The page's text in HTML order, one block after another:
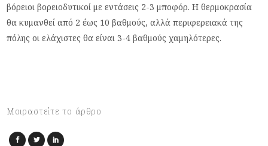
βόρειοι βορειοδυτικοί με εντάσεις 2-3 μποφόρ. Η θερμοκρασία
θα κυμανθεί από 2 έως 10 βαθμούς, αλλά περιφερειακά της
πόλης οι ελάχιστες θα είναι 3-4 βαθμούς χαμηλότερες.
Μοιραστείτε το άρθρο